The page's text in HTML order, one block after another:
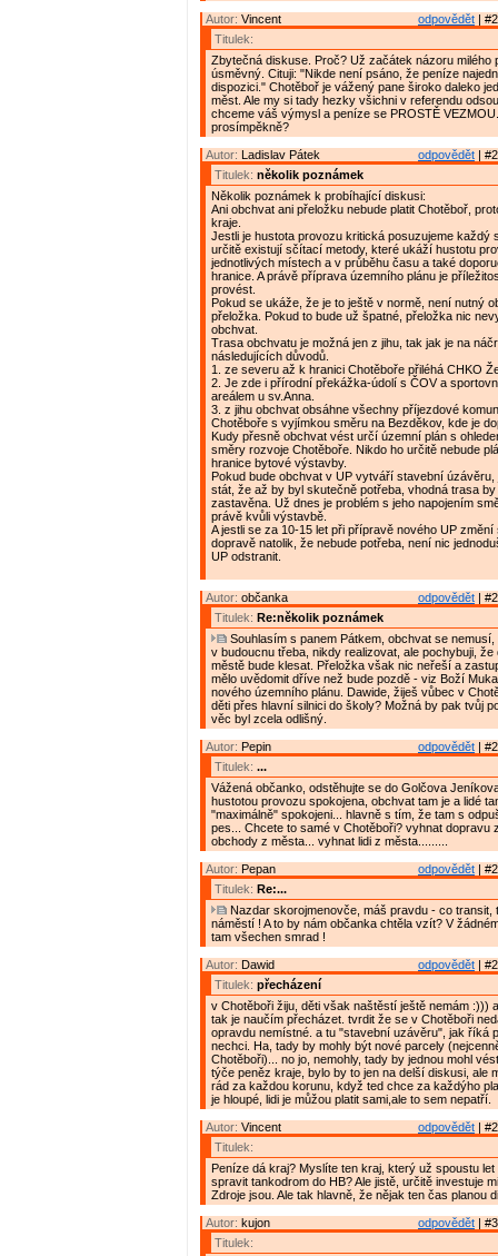
odpovědět |
Autor: Vincent
Titulek:
Zbytečná diskuse. Proč? Už začátek názoru milého
úsměvný. Cituji: "Nikde není psáno, že peníze
dispozici." Chotěboř je vážený pane široko daleko
měst. Ale my si tady hezky všichni v referendu
chceme váš výmysl a peníze se PROSTĚ
prosímpěkně?
odpovědět |
Autor: Ladislav Pátek
Titulek: několik poznámek
Několik poznámek k probíhající diskusi:
Ani obchvat ani přeložku nebude platit Chotěboř,
kraje.
Jestli je hustota provozu kritická posuzujeme každý
určitě existují sčítací metody, které ukáží hustotu
jednotlivých místech a v průběhu času a také
hranice. A právě příprava územního plánu je
provést.
Pokud se ukáže, že je to ještě v normě, není nutný
přeložka. Pokud to bude už špatné, přeložka nic
obchvat.
Trasa obchvatu je možná jen z jihu, tak jak je na
následujících důvodů.
1. ze severu až k hranici Chotěboře přiléhá CHKO
2. Je zde i přírodní překážka-údolí s ČOV a
areálem u sv.Anna.
3. z jihu obchvat obsáhne všechny příjezdové
Chotěboře s vyjímkou směru na Bezděkov, kde je
Kudy přesně obchvat vést určí územní plán s
směry rozvoje Chotěboře. Nikdo ho určitě nebude
hranice bytové výstavby.
Pokud bude obchvat v UP vytváří stavební úzávěru,
stát, že až by byl skutečně potřeba, vhodná trasa by
zastavěna. Už dnes je problém s jeho napojením
právě kvůli výstavbě.
A jestli se za 10-15 let při přípravě nového UP změní
dopravě natolik, že nebude potřeba, není nic
UP odstranit.
odpovědět |
Autor: občanka
Titulek: Re:několik poznámek
Souhlasím s panem Pátkem, obchvat se nemusí,
v budoucnu třeba, nikdy realizovat, ale pochybuji, že
městě bude klesat. Přeložka však nic neřeší a
mělo uvědomit dříve než bude pozdě - viz Boží
nového územního plánu. Dawide, žiješ vůbec v
děti přes hlavní silnici do školy? Možná by pak tvůj
věc byl zcela odlišný.
odpovědět |
Autor: Pepin
Titulek: ...
Vážená občanko, odstěhujte se do Golčova
hustotou provozu spokojena, obchvat tam je a lidé
"maximálně" spokojeni... hlavně s tím, že tam s
pes... Chcete to samé v Chotěboři? vyhnat dopravu
obchody z města... vyhnat lidi z města.........
odpovědět |
Autor: Pepan
Titulek: Re:...
Nazdar skorojmenovče, máš pravdu - co transit,
náměstí ! A to by nám občanka chtěla vzít? V
tam všechen smrad !
odpovědět |
Autor: Dawid
Titulek: přecházení
v Chotěboři žiju, děti však naštěstí ještě nemám :)))
tak je naučím přecházet. tvrdit že se v Chotěboři
opravdu nemístné. a tu "stavební uzávěru", jak říká
nechci. Ha, tady by mohly být nové parcely
Chotěboři)... no jo, nemohly, tady by jednou mohl
týče peněz kraje, bylo by to jen na delší diskusi, ale
rád za každou korunu, když ted chce za každýho
je hloupé, lidi je můžou platit sami,ale to sem nepatří.
odpovědět |
Autor: Vincent
Titulek:
Peníze dá kraj? Myslíte ten kraj, který už spoustu let
spravit tankodrom do HB? Ale jistě, určitě investuje
Zdroje jsou. Ale tak hlavně, že nějak ten čas planou
odpovědět |
Autor: kujon
Titulek: